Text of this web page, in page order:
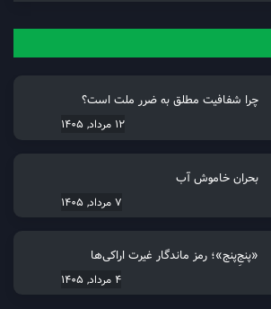
چرا شفافیت مطلق به ضرر ملت است؟
12 مرداد, 1405
بحران خاموش آب
7 مرداد, 1405
«پنجِ‌پنج»؛ رمز ماندگار غیرت اراکی‌ها
4 مرداد, 1405